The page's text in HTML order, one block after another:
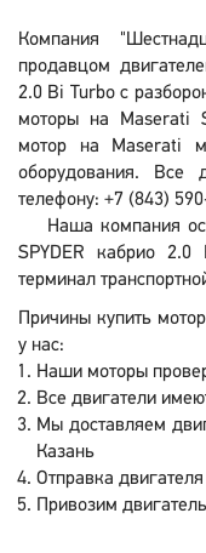
Компания
продавцом
2.0 Bi Turbo с
моторы на Maserati
мотор на Maserati
оборудования. Все
телефону: +7 (843)
Наша компания
SPYDER кабрио
терминал
Причины купить
у нас:
Наши моторы
Все двигатели
Мы доставляем
Казань
Отправка
Привозим